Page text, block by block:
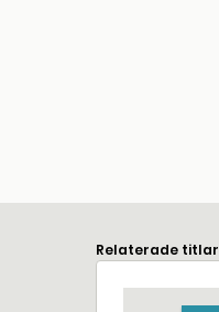
Relaterade titlar